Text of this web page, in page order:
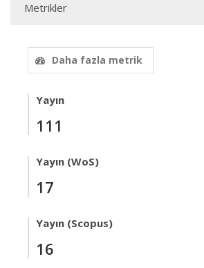
Metrikler
Daha fazla metrik
Yayın
111
Yayın (WoS)
17
Yayın (Scopus)
16